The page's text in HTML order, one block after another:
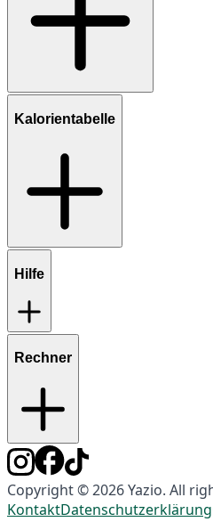
Kalorientabelle
Hilfe
Rechner
Copyright © 2026 Yazio. All
KontaktDatenschutzerklärung